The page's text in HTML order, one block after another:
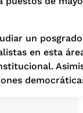
un
en esta